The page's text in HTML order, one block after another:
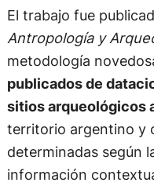
El trabajo fue
Antropología y
metodología
publicados de
sitios arqueológicos
territorio argentino y
determinadas según
información